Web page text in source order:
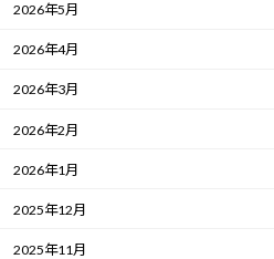
2026年5月
2026年4月
2026年3月
2026年2月
2026年1月
2025年12月
2025年11月